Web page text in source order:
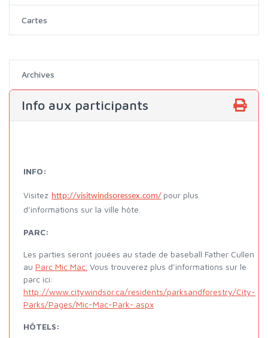
Cartes
Archives
Info aux participants
INFO:
Visitez http://visitwindsoressex.com/ pour plus
d’informations sur la ville hôte.
PARC:
Les parties seront jouées au stade de baseball Father Cullen
au Parc Mic Mac. Vous trouverez plus d’informations sur le
parc ici:
http://www.citywindsor.ca/residents/parksandforestry/City-
Parks/Pages/Mic-Mac-Park-.aspx
HÔTELS: